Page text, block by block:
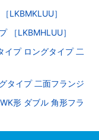
LKBMKLUU］
［LKBMHLUU］
イプ ロングタイプ 二
タイプ 二面フランジ
形 ダブル 角形フラ